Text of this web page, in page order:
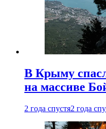
В Крыму
на массиве
2 года спустя2 года